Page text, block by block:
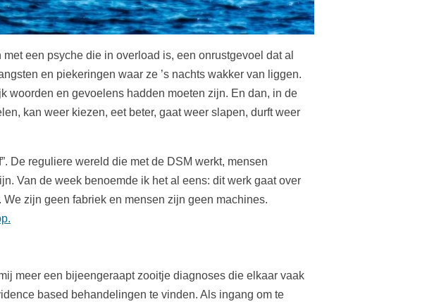
een psyche die in overload is, een onrustgevoel dat al
en piekeringen waar ze ’s nachts wakker van liggen.
woorden en gevoelens hadden moeten zijn. En dan, in de
kan weer kiezen, eet beter, gaat weer slapen, durft weer
De reguliere wereld die met de DSM werkt, mensen
Van de week benoemde ik het al eens: dit werk gaat over
zijn geen fabriek en mensen zijn geen machines.
meer een bijeengeraapt zooitje diagnoses die elkaar vaak
based behandelingen te vinden. Als ingang om te